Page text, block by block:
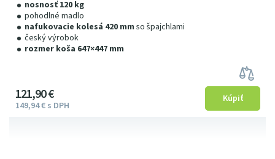
nosnosť 120 kg
pohodlné madlo
nafukovacie kolesá 420 mm so špajchlami
český výrobok
rozmer koša 647×447 mm
121 90€
149 94€ s DPH